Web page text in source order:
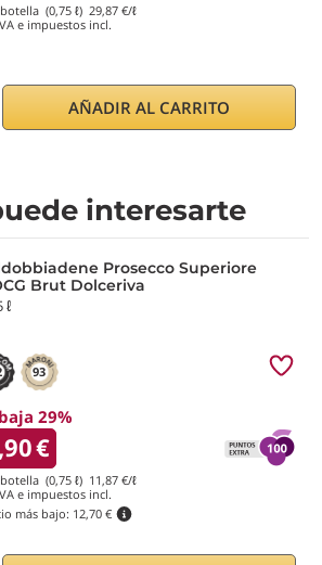
(0,75 ℓ) 29,87 €/ℓ
e impuestos incl.
AÑADIR AL CARRITO
interesarte
Prosecco Superiore
Brut Dolceriva
ℓ
93
29%
€
(0,75 ℓ) 11,87 €/ℓ
e impuestos incl.
más bajo: 12,70 €